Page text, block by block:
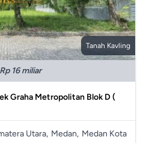
Tanah Kavling
Rp 16 miliar
Graha Metropolitan Blok D (
Utara, Medan, Medan Kota